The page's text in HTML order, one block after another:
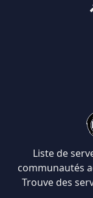
Liste de
communautés
Trouve des